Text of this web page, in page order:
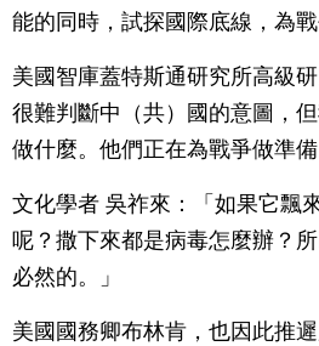
能的同時，試探國際底線，為戰
美國智庫蓋特斯通研究所高級
很難判斷中（共）國的意圖，
做什麼。他們正在為戰爭做準備
文化學者 吳祚來：「如果它飄
呢？撒下來都是病毒怎麼辦？
必然的。」
美國國務卿布林肯，也因此推